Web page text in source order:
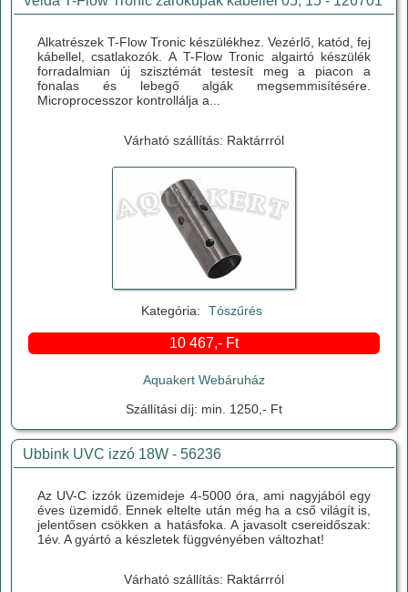
Alkatrészek T-Flow Tronic készülékhez. Vezérlő, katód, fej
kábellel, csatlakozók. A T-Flow Tronic algairtó készülék
forradalmian új szisztémát testesít meg a piacon a
fonalas és lebegő algák megsemmisítésére.
Microprocesszor kontrollálja a...
Várható szállítás: Raktárrról
Kategória: Tószűrés
10 467,- Ft
Aquakert Webáruház
Szállítási díj: min. 1250,- Ft
Ubbink UVC izzó 18W - 56236
Az UV-C izzók üzemideje 4-5000 óra, ami nagyjából egy
éves üzemidő. Ennek eltelte után még ha a cső világít is,
jelentősen csökken a hatásfoka. A javasolt csereidőszak:
1év. A gyártó a készletek függvényében változhat!
Várható szállítás: Raktárrról